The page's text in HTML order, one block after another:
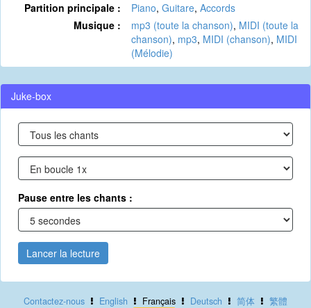
Partition principale : Piano, Guitare, Accords
Musique :
mp3 (toute la chanson), MIDI (toute la
chanson), mp3, MIDI (chanson), MIDI
(Mélodie)
Juke-box
Pause entre les chants :
Lancer la lecture
Contactez-nous English Français Deutsch 简体 繁體